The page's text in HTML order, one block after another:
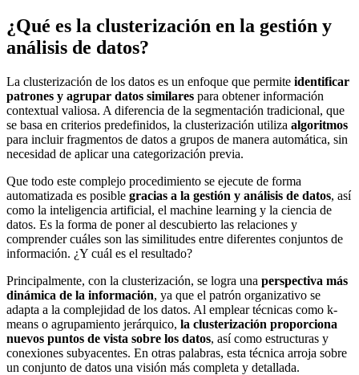
¿Qué es la clusterización en la gestión y
análisis de datos?
La clusterización de los datos es un enfoque que permite identificar
patrones y agrupar datos similares para obtener información
contextual valiosa. A diferencia de la segmentación tradicional, que
se basa en criterios predefinidos, la clusterización utiliza algoritmos
para incluir fragmentos de datos a grupos de manera automática, sin
necesidad de aplicar una categorización previa.
Que todo este complejo procedimiento se ejecute de forma
automatizada es posible gracias a la gestión y análisis de datos, así
como la inteligencia artificial, el machine learning y la ciencia de
datos. Es la forma de poner al descubierto las relaciones y
comprender cuáles son las similitudes entre diferentes conjuntos de
información. ¿Y cuál es el resultado?
Principalmente, con la clusterización, se logra una perspectiva más
dinámica de la información, ya que el patrón organizativo se
adapta a la complejidad de los datos. Al emplear técnicas como k-
means o agrupamiento jerárquico, la clusterización proporciona
nuevos puntos de vista sobre los datos, así como estructuras y
conexiones subyacentes. En otras palabras, esta técnica arroja sobre
un conjunto de datos una visión más completa y detallada.